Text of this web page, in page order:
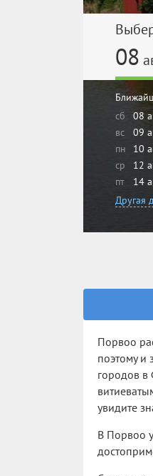
08
сб
08
вс
09
пн
10
ср
12
пт
14
Другая
Порвоо
поэтому и
городов в
увидите
В Порвоо